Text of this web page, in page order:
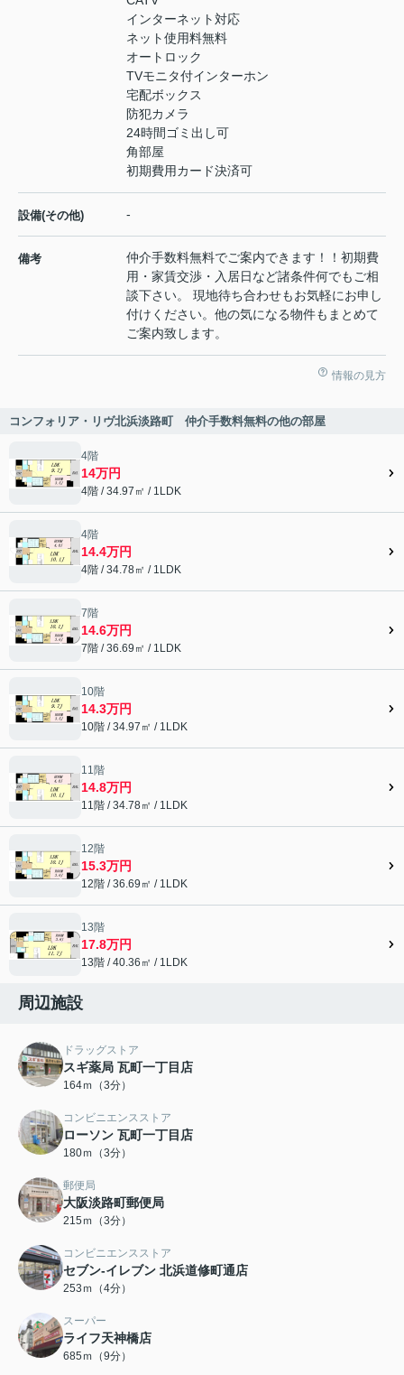
インターネット対応
ネット使用料無料
オートロック
TVモニタ付インターホン
宅配ボックス
防犯カメラ
24時間ゴミ出し可
角部屋
初期費用カード決済可
設備(その他) -
備考
仲介手数料無料でご案内できます！！初期費
用・家賃交渉・入居日など諸条件何でもご相
談下さい。 現地待ち合わせもお気軽にお申し
付けください。他の気になる物件もまとめて
ご案内致します。
情報の見方
コンフォリア・リヴ北浜淡路町 仲介手数料無料の他の部屋
4階
14万円
4階 / 34.97㎡ / 1LDK
4階
14.4万円
4階 / 34.78㎡ / 1LDK
7階
14.6万円
7階 / 36.69㎡ / 1LDK
10階
14.3万円
10階 / 34.97㎡ / 1LDK
11階
14.8万円
11階 / 34.78㎡ / 1LDK
12階
15.3万円
12階 / 36.69㎡ / 1LDK
13階
17.8万円
13階 / 40.36㎡ / 1LDK
周辺施設
ドラッグストア
スギ薬局 瓦町一丁目店
164ｍ（3分）
コンビニエンスストア
ローソン 瓦町一丁目店
180ｍ（3分）
郵便局
大阪淡路町郵便局
215ｍ（3分）
コンビニエンスストア
セブン-イレブン 北浜道修町通店
253ｍ（4分）
スーパー
ライフ天神橋店
685ｍ（9分）